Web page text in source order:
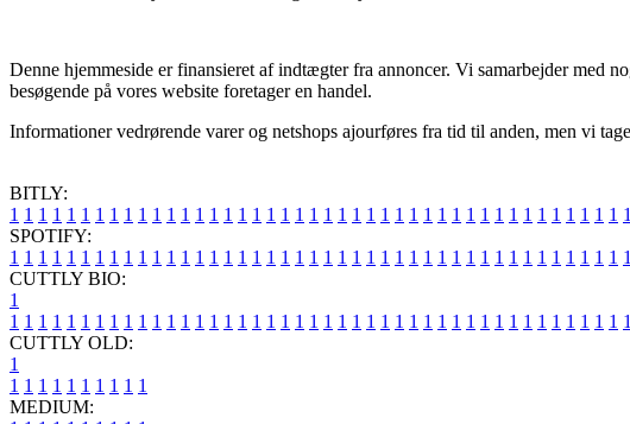
Denne hjemmeside er finansieret af indtægter fra annoncer. Vi samarbejder med
besøgende på vores website foretager en handel.
Informationer vedrørende varer og netshops ajourføres fra tid til anden, men vi
BITLY:
1 1 1 1 1 1 1 1 1 1 1 1 1 1 1 1 1 1 1 1 1 1 1 1 1 1 1 1 1 1 1 1 1 1 1 1 1 1 1 1 1 1 1 1
SPOTIFY:
1 1 1 1 1 1 1 1 1 1 1 1 1 1 1 1 1 1 1 1 1 1 1 1 1 1 1 1 1 1 1 1 1 1 1 1 1 1 1 1 1 1 1 1
CUTTLY BIO:
1
1 1 1 1 1 1 1 1 1 1 1 1 1 1 1 1 1 1 1 1 1 1 1 1 1 1 1 1 1 1 1 1 1 1 1 1 1 1 1 1 1 1 1 1
CUTTLY OLD:
1
1 1 1 1 1 1 1 1 1 1
MEDIUM: